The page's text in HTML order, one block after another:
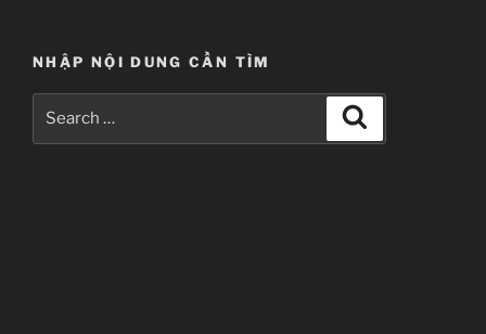
NHẬP NỘI DUNG CẦN TÌM